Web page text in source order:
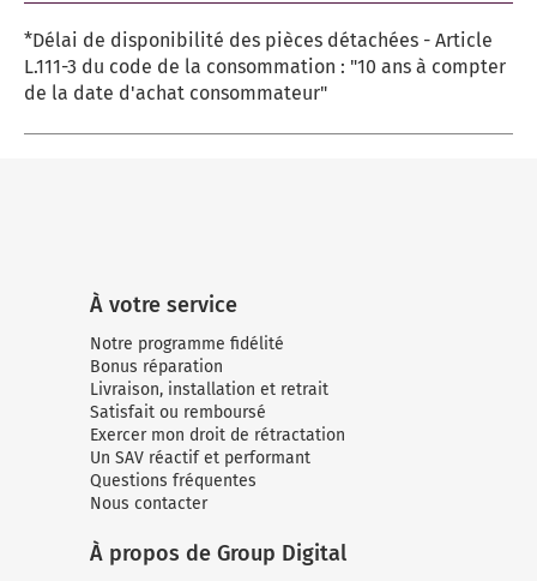
*Délai de disponibilité des pièces détachées - Article
L.111-3 du code de la consommation : "10 ans à compter
de la date d'achat consommateur"
À votre service
Notre programme fidélité
Bonus réparation
Livraison, installation et retrait
Satisfait ou remboursé
Exercer mon droit de rétractation
Un SAV réactif et performant
Questions fréquentes
Nous contacter
À propos de Group Digital